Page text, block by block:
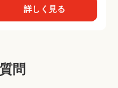
詳しく見る
問